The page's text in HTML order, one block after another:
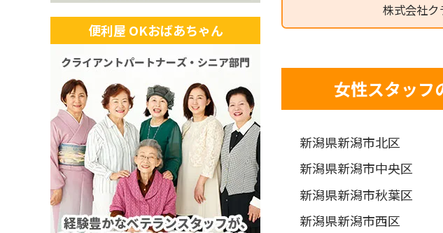
株式会社ク
女性スタッフ
新潟県新潟市北区
新潟県新潟市中央区
新潟県新潟市秋葉区
新潟県新潟市西区
便利屋 OKおばあちゃん